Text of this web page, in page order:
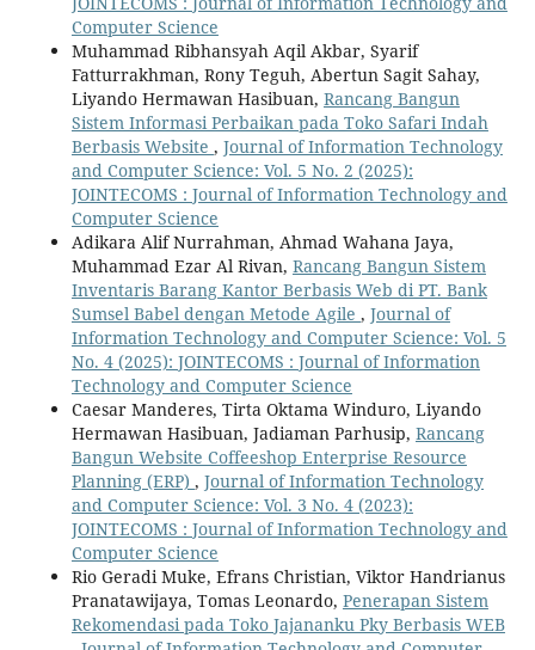
Computer Science
Muhammad Ribhansyah Aqil Akbar, Syarif
Fatturrakhman, Rony Teguh, Abertun Sagit Sahay,
Liyando Hermawan Hasibuan, Rancang Bangun
Sistem Informasi Perbaikan pada Toko Safari Indah
Berbasis Website , Journal of Information Technology
and Computer Science: Vol. 5 No. 2 (2025):
JOINTECOMS : Journal of Information Technology and
Computer Science
Adikara Alif Nurrahman, Ahmad Wahana Jaya,
Muhammad Ezar Al Rivan, Rancang Bangun Sistem
Inventaris Barang Kantor Berbasis Web di PT. Bank
Sumsel Babel dengan Metode Agile , Journal of
Information Technology and Computer Science: Vol. 5
No. 4 (2025): JOINTECOMS : Journal of Information
Technology and Computer Science
Caesar Manderes, Tirta Oktama Winduro, Liyando
Hermawan Hasibuan, Jadiaman Parhusip, Rancang
Bangun Website Coffeeshop Enterprise Resource
Planning (ERP) , Journal of Information Technology
and Computer Science: Vol. 3 No. 4 (2023):
JOINTECOMS : Journal of Information Technology and
Computer Science
Rio Geradi Muke, Efrans Christian, Viktor Handrianus
Pranatawijaya, Tomas Leonardo, Penerapan Sistem
Rekomendasi pada Toko Jajananku Pky Berbasis WEB